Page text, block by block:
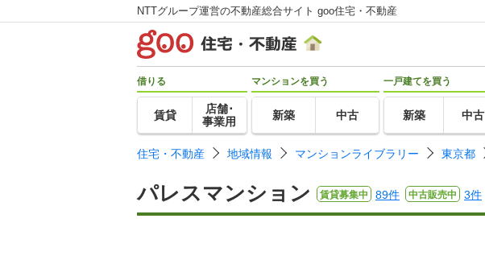
NTTグループ運営の不動産総合サイト goo住宅・不動産
借りる
賃貸
店舗･
事業用
マンションを買う
新築 中古
一戸建てを買う
新築 中古
住宅・不動産 地域情報 マンションライブラリー 東京都
パレスマンション 賃貸募集中 89件 中古販売中 3件